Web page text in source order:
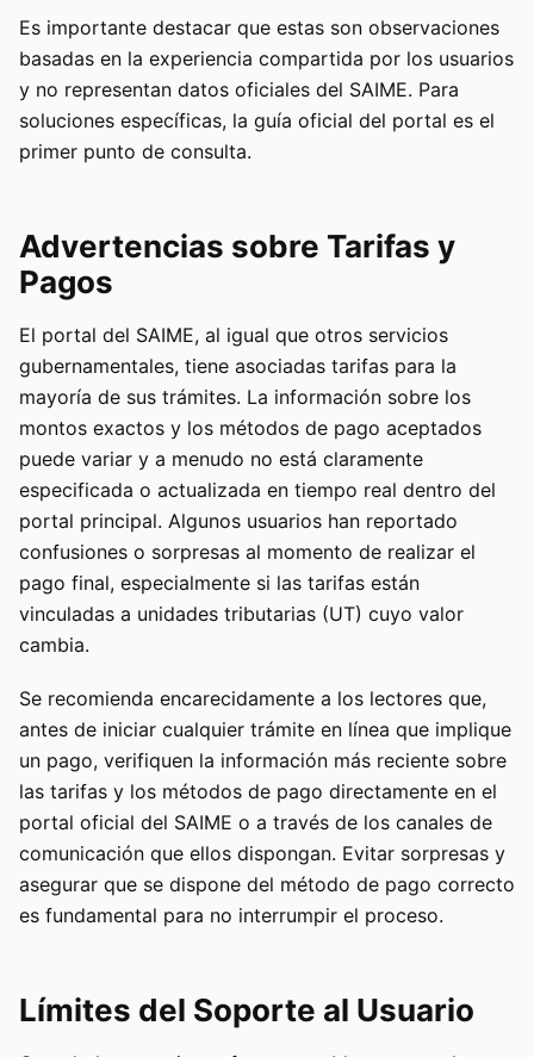
Es importante destacar que estas son observaciones
basadas en la experiencia compartida por los usuarios
y no representan datos oficiales del SAIME. Para
soluciones específicas, la guía oficial del portal es el
primer punto de consulta.
Advertencias sobre Tarifas y
Pagos
El portal del SAIME, al igual que otros servicios
gubernamentales, tiene asociadas tarifas para la
mayoría de sus trámites. La información sobre los
montos exactos y los métodos de pago aceptados
puede variar y a menudo no está claramente
especificada o actualizada en tiempo real dentro del
portal principal. Algunos usuarios han reportado
confusiones o sorpresas al momento de realizar el
pago final, especialmente si las tarifas están
vinculadas a unidades tributarias (UT) cuyo valor
cambia.
Se recomienda encarecidamente a los lectores que,
antes de iniciar cualquier trámite en línea que implique
un pago, verifiquen la información más reciente sobre
las tarifas y los métodos de pago directamente en el
portal oficial del SAIME o a través de los canales de
comunicación que ellos dispongan. Evitar sorpresas y
asegurar que se dispone del método de pago correcto
es fundamental para no interrumpir el proceso.
Límites del Soporte al Usuario